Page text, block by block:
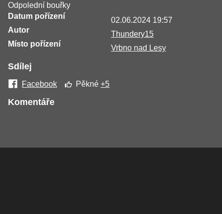
Odpolední bouřky
Datum pořízení
02.06.2024 19:57
Autor
Thundery15
Místo pořízení
Vrbno nad Lesy
Sdílej
Facebook Pěkné+5
Komentáře